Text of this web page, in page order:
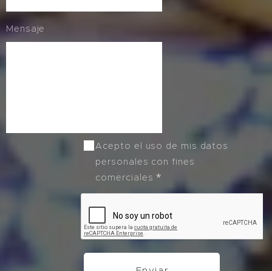
Mensaje
Acepto el uso de mis datos
personales con fines
comerciales